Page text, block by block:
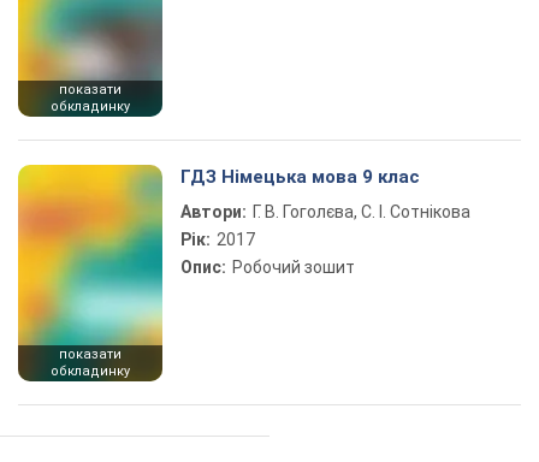
показати
обкладинку
показати
обкладинку
ГДЗ Німецька мова 9 клас
Автори: Г. В. Гоголєва, С. І. Сотнікова
Рік: 2017
Опис: Робочий зошит